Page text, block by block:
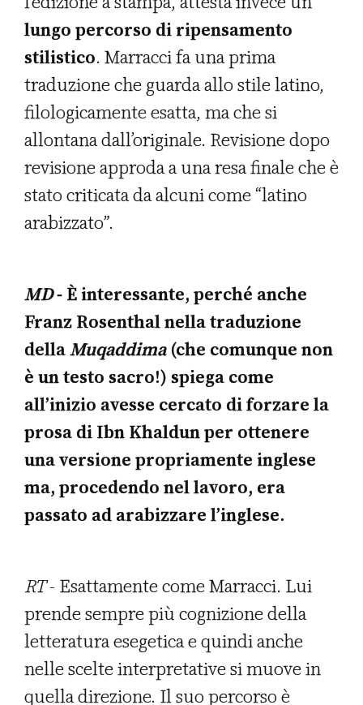
lungo percorso di ripensamento
stilistico. Marracci fa una prima
traduzione che guarda allo stile latino,
filologicamente esatta, ma che si
allontana dall’originale. Revisione dopo
revisione approda a una resa finale che è
stato criticata da alcuni come “latino
arabizzato”.
MD- È interessante, perché anche
Franz Rosenthal nella traduzione
dellaMuqaddima(che comunque non
è un testo sacro!) spiega come
all’inizio avesse cercato di forzare la
prosa di Ibn Khaldun per ottenere
una versione propriamente inglese
ma, procedendo nel lavoro, era
passato ad arabizzare l’inglese.
RT- Esattamente come Marracci. Lui
prende sempre più cognizione della
letteratura esegetica e quindi anche
nelle scelte interpretative si muove in
quella direzione. Il suo percorso è